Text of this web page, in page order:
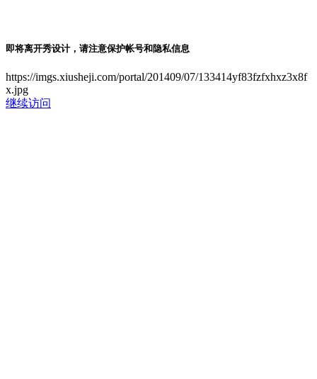
即将离开秀设计，请注意保护帐号和隐私信息
https://imgs.xiusheji.com/portal/201409/07/133414yf83fzfxhxz3x8f
x.jpg
继续访问